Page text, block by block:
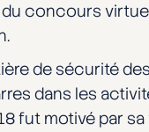
du concours
de sécurité
dans les
fut motivé par